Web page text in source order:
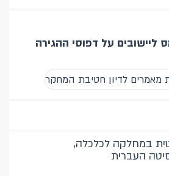
על דפוסי ההגירה
מאמרים לדיון חטיבת המחקר
במחלקה לכלכלה,
העברית